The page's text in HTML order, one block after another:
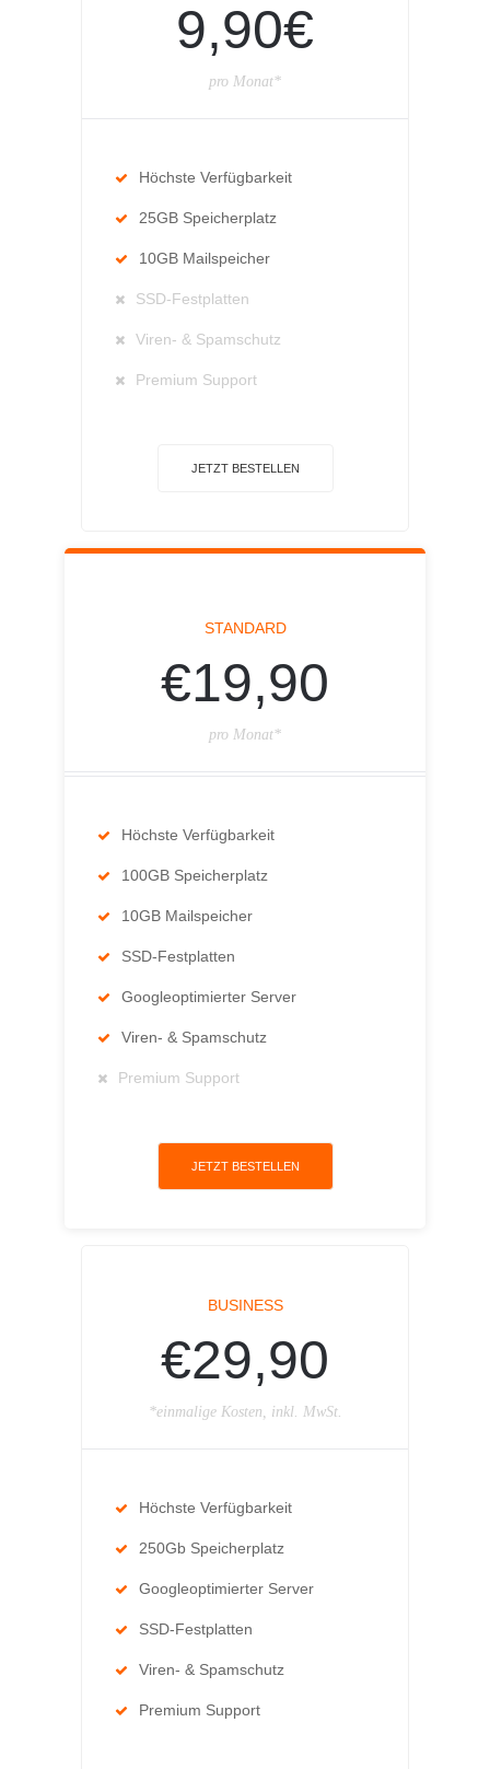
9,90€
pro Monat*
Höchste Verfügbarkeit
25GB Speicherplatz
10GB Mailspeicher
SSD-Festplatten
Viren- & Spamschutz
Premium Support
JETZT BESTELLEN
STANDARD
€19,90
pro Monat*
Höchste Verfügbarkeit
100GB Speicherplatz
10GB Mailspeicher
SSD-Festplatten
Googleoptimierter Server
Viren- & Spamschutz
Premium Support
JETZT BESTELLEN
BUSINESS
€29,90
*einmalige Kosten, inkl. MwSt.
Höchste Verfügbarkeit
250Gb Speicherplatz
Googleoptimierter Server
SSD-Festplatten
Viren- & Spamschutz
Premium Support